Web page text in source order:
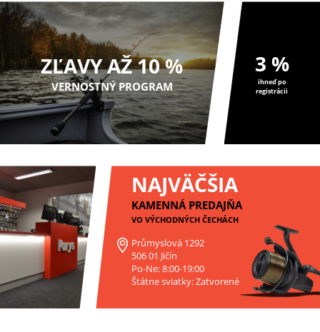
ZĽAVY AŽ 10 %
VERNOSTNÝ PROGRAM
3 %
ihneď po
registrácii
NAJVÄČŠIA
KAMENNÁ PREDAJŇA
VO VÝCHODNÝCH ČECHÁCH
Průmyslová 1292
506 01 Jičín
Po-Ne: 8:00-19:00
Štátne sviatky: Zatvorené